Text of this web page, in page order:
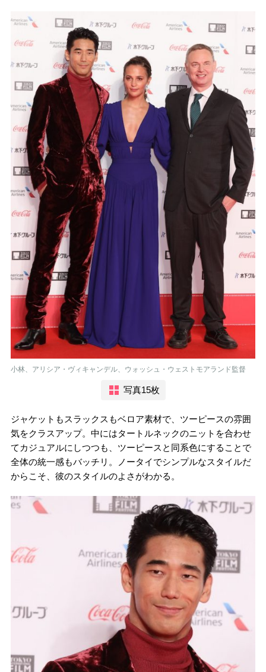
小林、アリシア・ヴィキャンデル、ウォッシュ・ウェストモアランド監督
写真15枚
ジャケットもスラックスもベロア素材で、ツーピースの雰囲
気をクラスアップ。中にはタートルネックのニットを合わせ
てカジュアルにしつつも、ツーピースと同系色にすることで
全体の統一感もバッチリ。ノータイでシンプルなスタイルだ
からこそ、彼のスタイルのよさがわかる。